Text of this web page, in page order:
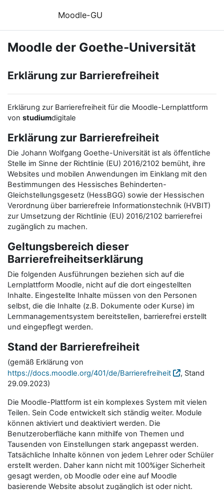
Moodle-GU
Moodle der Goethe-Universität
Erklärung zur Barrierefreiheit
Erklärung zur Barrierefreiheit für die Moodle-Lernplattform
von studiumdigitale
Erklärung zur Barrierefreiheit
Die Johann Wolfgang Goethe-Universität ist als öffentliche
Stelle im Sinne der Richtlinie (EU) 2016/2102 bemüht, ihre
Websites und mobilen Anwendungen im Einklang mit den
Bestimmungen des Hessisches Behinderten-
Gleichstellungsgesetz (HessBGG) sowie der Hessischen
Verordnung über barrierefreie Informationstechnik (HVBIT)
zur Umsetzung der Richtlinie (EU) 2016/2102 barrierefrei
zugänglich zu machen.
Geltungsbereich dieser
Barrierefreiheitserklärung
Die folgenden Ausführungen beziehen sich auf die
Lernplattform Moodle, nicht auf die dort eingestellten
Inhalte. Eingestellte Inhalte müssen von den Personen
selbst, die die Inhalte (z.B. Dokumente oder Kurse) im
Lernmanagementsystem bereitstellen, barrierefrei erstellt
und eingepflegt werden.
Stand der Barrierefreiheit
(gemäß Erklärung von
https://docs.moodle.org/401/de/Barrierefreiheit
, Stand
29.09.2023)
Die Moodle-Plattform ist ein komplexes System mit vielen
Teilen. Sein Code entwickelt sich ständig weiter. Module
können aktiviert und deaktiviert werden. Die
Benutzeroberfläche kann mithilfe von Themen und
Tausenden von Einstellungen stark angepasst werden.
Tatsächliche Inhalte können von jedem Lehrer oder Schüler
erstellt werden. Daher kann nicht mit 100%iger Sicherheit
gesagt werden, ob Moodle oder eine auf Moodle
basierende Website absolut zugänglich ist oder nicht.